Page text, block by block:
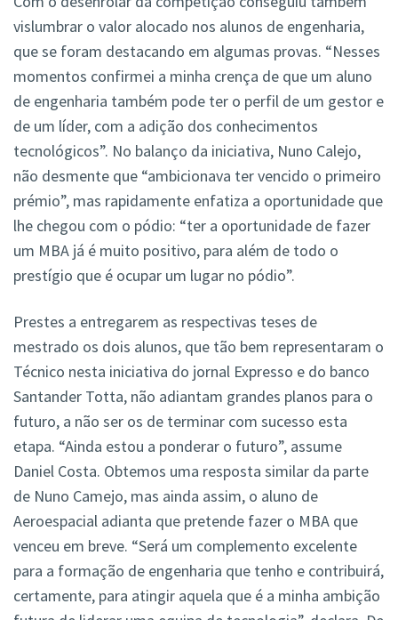
vislumbrar o valor alocado nos alunos de engenharia,
que se foram destacando em algumas provas. “Nesses
momentos confirmei a minha crença de que um aluno
de engenharia também pode ter o perfil de um gestor e
de um líder, com a adição dos conhecimentos
tecnológicos”. No balanço da iniciativa, Nuno Calejo,
não desmente que “ambicionava ter vencido o primeiro
prémio”, mas rapidamente enfatiza a oportunidade que
lhe chegou com o pódio: “ter a oportunidade de fazer
um MBA já é muito positivo, para além de todo o
prestígio que é ocupar um lugar no pódio”.
Prestes a entregarem as respectivas teses de
mestrado os dois alunos, que tão bem representaram o
Técnico nesta iniciativa do jornal Expresso e do banco
Santander Totta, não adiantam grandes planos para o
futuro, a não ser os de terminar com sucesso esta
etapa. “Ainda estou a ponderar o futuro”, assume
Daniel Costa. Obtemos uma resposta similar da parte
de Nuno Camejo, mas ainda assim, o aluno de
Aeroespacial adianta que pretende fazer o MBA que
venceu em breve. “Será um complemento excelente
para a formação de engenharia que tenho e contribuirá,
certamente, para atingir aquela que é a minha ambição